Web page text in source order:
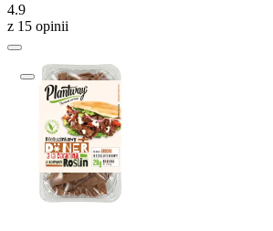
4.9
z 15 opinii